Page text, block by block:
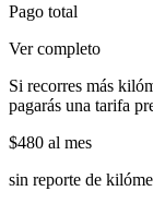
Pago total
Ver completo
Si recorres más
pagarás una tarifa
$480 al mes
sin reporte de